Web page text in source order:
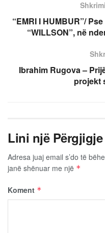
“EMRI I HUMBUR”/
“WILLSON”, në
Ibrahim Rugova –
projekt
Lini një Përgjigje
Adresa juaj email s’do të
janë shënuar me një *
Koment *